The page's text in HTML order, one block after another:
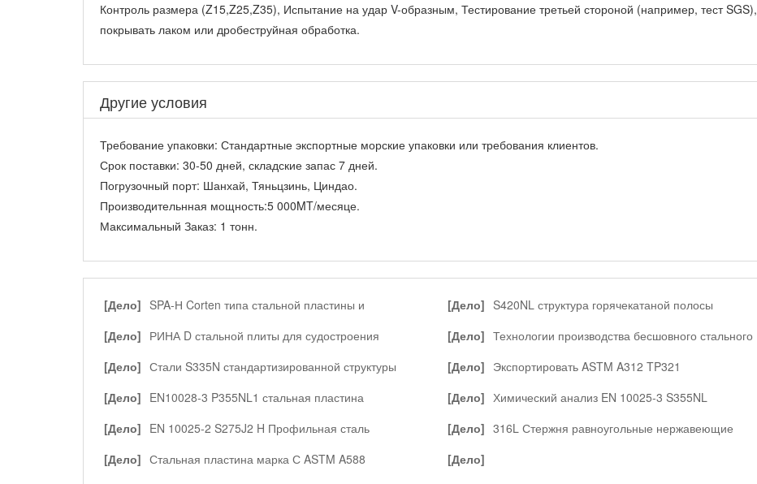
Контроль размера (Z15,Z25,Z35), Испытание на удар V-образным, Тестирование третьей стороной (например, тест SGS),
покрывать лаком или дробеструйная обработка.
Другие условия
Требование упаковки: Стандартные экспортные морские упаковки или требования клиентов.
Срок поставки: 30-50 дней, складские запас 7 дней.
Погрузочный порт: Шанхай, Тяньцзинь, Циндао.
Производительнная мощность:5 000MT/месяце.
Максимальный Заказ: 1 тонн.
[Дело] SPA-Н Corten типа стальной пластины и
[Дело] S420NL структура горячекатаной полосы
[Дело] РИНА D стальной плиты для судостроения [Дело] Технологии производства бесшовного стального
[Дело] Стали S335N стандартизированной структуры [Дело] Экспортировать ASTM A312 TP321
[Дело] EN10028-3 P355NL1 стальная пластина [Дело] Химический анализ EN 10025-3 S355NL
[Дело] EN 10025-2 S275J2 H Профильная сталь [Дело] 316L Стержня равноугольные нержавеющие
[Дело] Стальная пластина марка С ASTM A588 [Дело]